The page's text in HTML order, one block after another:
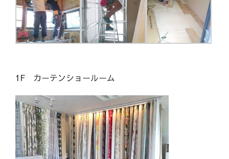
1F カーテンショールーム